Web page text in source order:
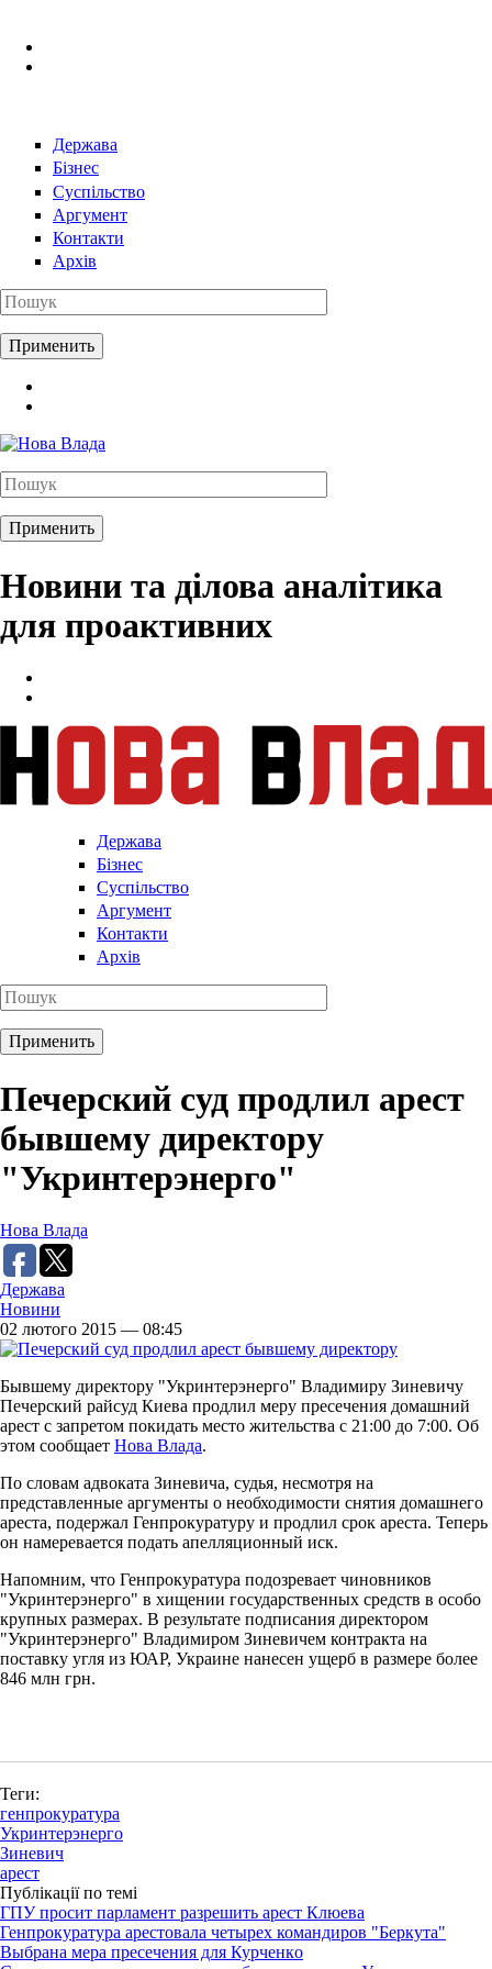
Держава
Бізнес
Суспільство
Аргумент
Контакти
Архів
Новини та ділова аналітика
для проактивних
Держава
Бізнес
Суспільство
Аргумент
Контакти
Архів
Печерский суд продлил арест
бывшему директору
"Укринтерэнерго"
Нова Влада
Держава
Новини
02 лютого 2015 — 08:45
Бывшему директору "Укринтерэнерго" Владимиру Зиневичу
Печерский райсуд Киева продлил меру пресечения домашний
арест с запретом покидать место жительства с 21:00 до 7:00. Об
этом сообщает Нова Влада.
По словам адвоката Зиневича, судья, несмотря на
представленные аргументы о необходимости снятия домашнего
ареста, подержал Генпрокуратуру и продлил срок ареста. Теперь
он намеревается подать апелляционный иск.
Напомним, что Генпрокуратура подозревает чиновников
"Укринтерэнерго" в хищении государственных средств в особо
крупных размерах. В результате подписания директором
"Укринтерэнерго" Владимиром Зиневичем контракта на
поставку угля из ЮАР, Украине нанесен ущерб в размере более
846 млн грн.
Теги:
генпрокуратура
Укринтерэнерго
Зиневич
арест
Публікації по темі
ГПУ просит парламент разрешить арест Клюева
Генпрокуратура арестовала четырех командиров "Беркута"
Выбрана мера пресечения для Курченкo